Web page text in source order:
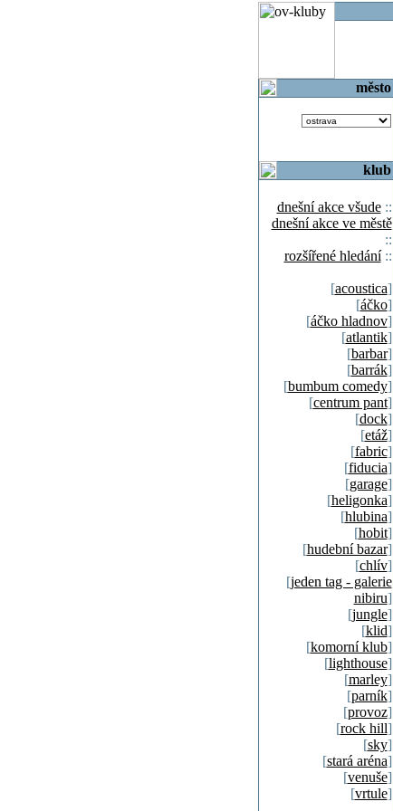
město
klub
dnešní akce všude::
dnešní akce ve městě
::
rozšířené hledání::
[acoustica]
[áčko]
[áčko hladnov]
[atlantik]
[barbar]
[barrák]
[bumbum comedy]
[centrum pant]
[dock]
[etáž]
[fabric]
[fiducia]
[garage]
[heligonka]
[hlubina]
[hobit]
[hudební bazar]
[chlív]
[jeden tag - galerie
nibiru]
[jungle]
[klid]
[komorní klub]
[lighthouse]
[marley]
[parník]
[provoz]
[rock hill]
[sky]
[stará aréna]
[venuše]
[vrtule]